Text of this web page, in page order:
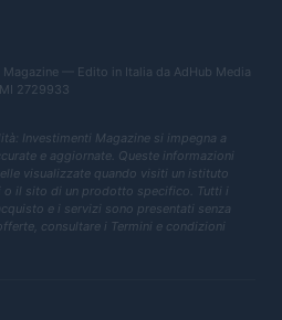
— Edito in Italia da AdHub Media
MI 2729933
Investimenti Magazine si impegna a
e aggiornate. Queste informazioni
visualizzate quando visiti un istituto
o il sito di un prodotto specifico. Tutti i
e i servizi sono presentati senza
consultare i Termini e condizioni